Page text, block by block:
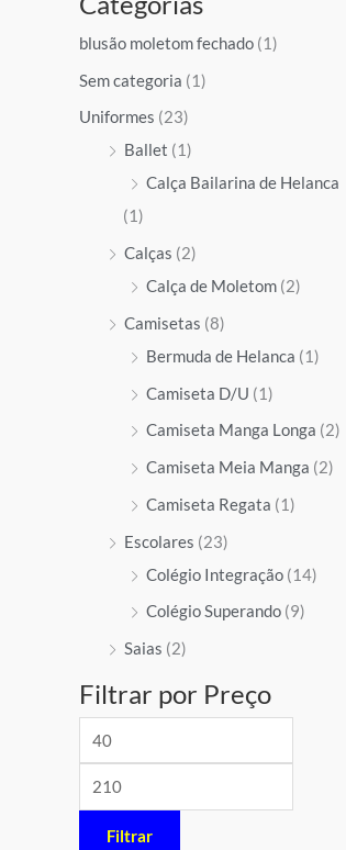
ublusão moletom fechado (1)
Sem categoria (1)
Uniformes (23)
Ballet (1)
Calça Bailarina de Helanca
(1)
Calças (2)
Calça de Moletom (2)
Camisetas (8)
Bermuda de Helanca (1)
Camiseta D/U (1)
Camiseta Manga Longa (2)
Camiseta Meia Manga (2)
Camiseta Regata (1)
Escolares (23)
Colégio Integração (14)
Colégio Superando (9)
Saias (2)
Filtrar por Preço
o
Filtrar